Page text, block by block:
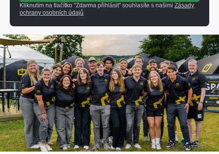
Kliknutím na tlačítko "Zdarma přihlásit" souhlasíte s našimi Zásady
ochrany osobních údajů